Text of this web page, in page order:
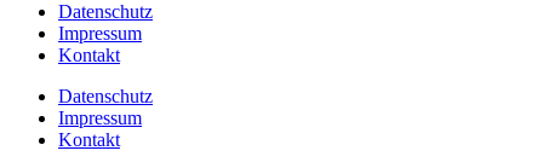
Datenschutz
Impressum
Kontakt
Datenschutz
Impressum
Kontakt